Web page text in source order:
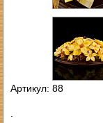
Артикул: 88